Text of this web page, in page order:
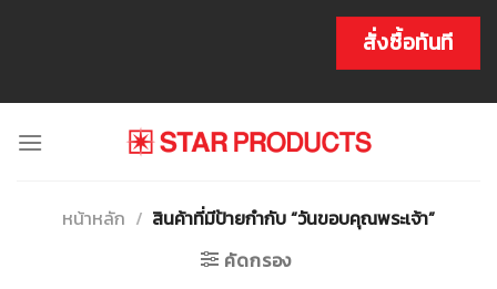
สั่งซื้อทันที
หน้าหลัก / สินค้าที่มีป้ายกำกับ “วันขอบคุณพระเจ้า”
คัดกรอง